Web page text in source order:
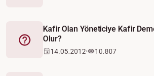
Fetva
Kafir Olan Yöneticiye Kafir
Olur?
14.05.2012 10.807